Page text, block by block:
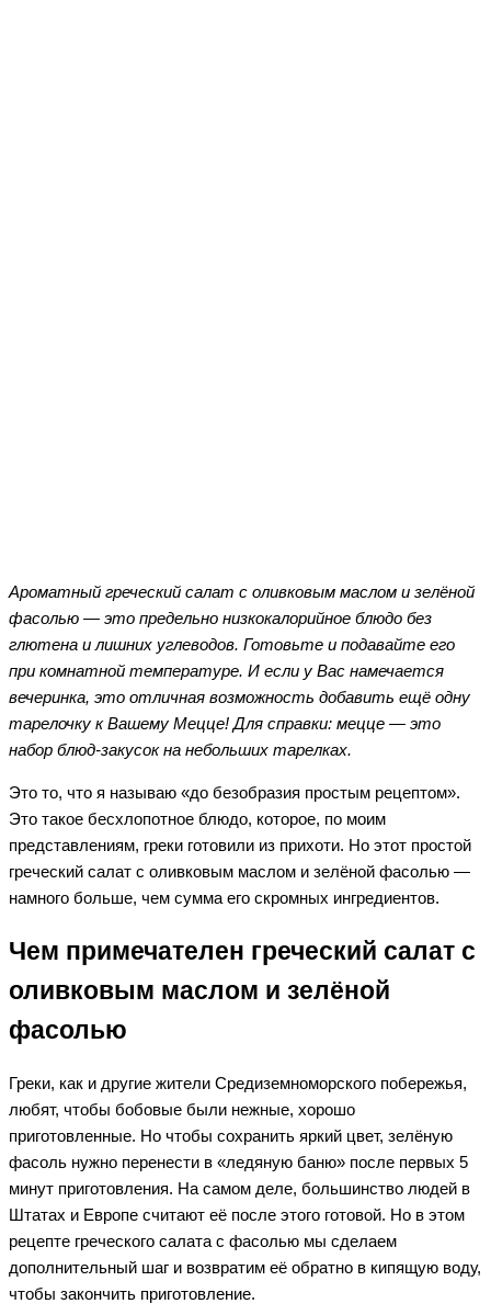
Ароматный греческий салат с оливковым маслом и зелёной
фасолью — это предельно низкокалорийное блюдо без
глютена и лишних углеводов. Готовьте и подавайте его
при комнатной температуре. И если у Вас намечается
вечеринка, это отличная возможность добавить ещё одну
тарелочку к Вашему Мецце! Для справки: мецце — это
набор блюд-закусок на небольших тарелках.
Это то, что я называю «до безобразия простым рецептом».
Это такое бесхлопотное блюдо, которое, по моим
представлениям, греки готовили из прихоти. Но этот простой
греческий салат с оливковым маслом и зелёной фасолью —
намного больше, чем сумма его скромных ингредиентов.
Чем примечателен греческий салат с
оливковым маслом и зелёной
фасолью
Греки, как и другие жители Средиземноморского побережья,
любят, чтобы бобовые были нежные, хорошо
приготовленные. Но чтобы сохранить яркий цвет, зелёную
фасоль нужно перенести в «ледяную баню» после первых 5
минут приготовления. На самом деле, большинство людей в
Штатах и Европе считают её после этого готовой. Но в этом
рецепте греческого салата с фасолью мы сделаем
дополнительный шаг и возвратим её обратно в кипящую воду,
чтобы закончить приготовление.